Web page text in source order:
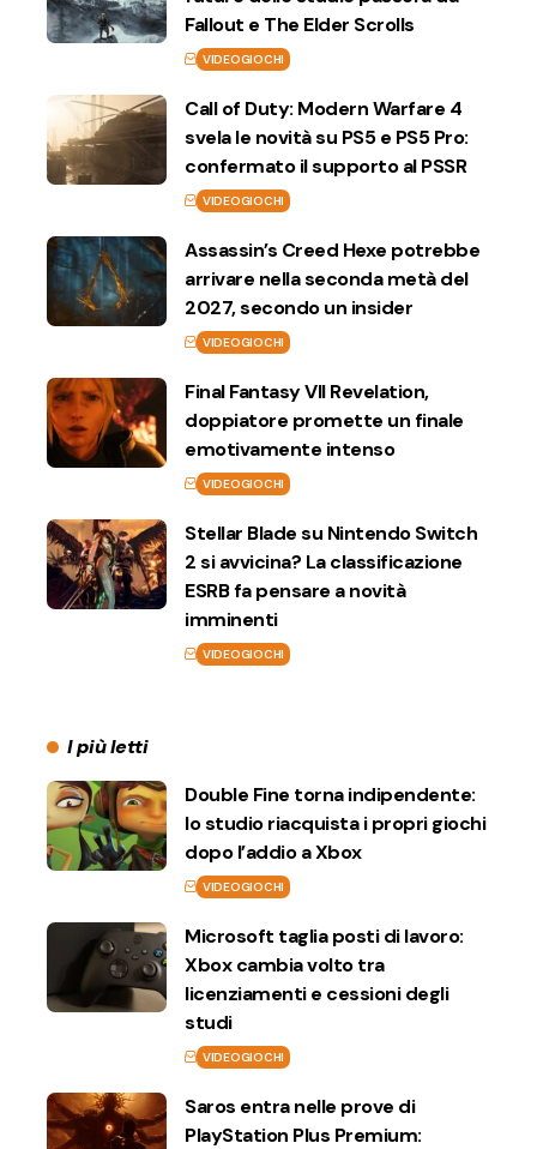
Fallout e The Elder Scrolls
VIDEOGIOCHI
Call of Duty: Modern Warfare 4
svela le novità su PS5 e PS5 Pro:
confermato il supporto al PSSR
VIDEOGIOCHI
Assassin’s Creed Hexe potrebbe
arrivare nella seconda metà del
2027, secondo un insider
VIDEOGIOCHI
Final Fantasy VII Revelation,
doppiatore promette un finale
emotivamente intenso
VIDEOGIOCHI
Stellar Blade su Nintendo Switch
2 si avvicina? La classificazione
ESRB fa pensare a novità
imminenti
VIDEOGIOCHI
I più letti
Double Fine torna indipendente:
lo studio riacquista i propri giochi
dopo l’addio a Xbox
VIDEOGIOCHI
Microsoft taglia posti di lavoro:
Xbox cambia volto tra
licenziamenti e cessioni degli
studi
VIDEOGIOCHI
Saros entra nelle prove di
PlayStation Plus Premium: